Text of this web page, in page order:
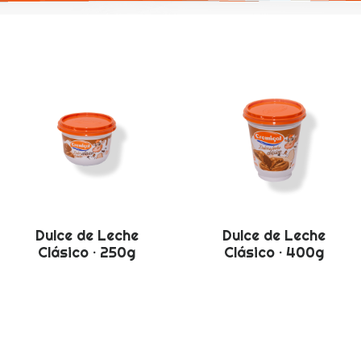
Dulce de Leche
Clásico · 250g
Dulce de Leche
Clásico · 400g